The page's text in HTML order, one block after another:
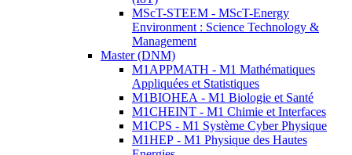
MScT-STEEM - MScT-Energy
Environment : Science Technology &
Management
Master (DNM)
M1APPMATH - M1 Mathématiques
Appliquées et Statistiques
M1BIOHEA - M1 Biologie et Santé
M1CHEINT - M1 Chimie et Interfaces
M1CPS - M1 Système Cyber Physique
M1HEP - M1 Physique des Hautes